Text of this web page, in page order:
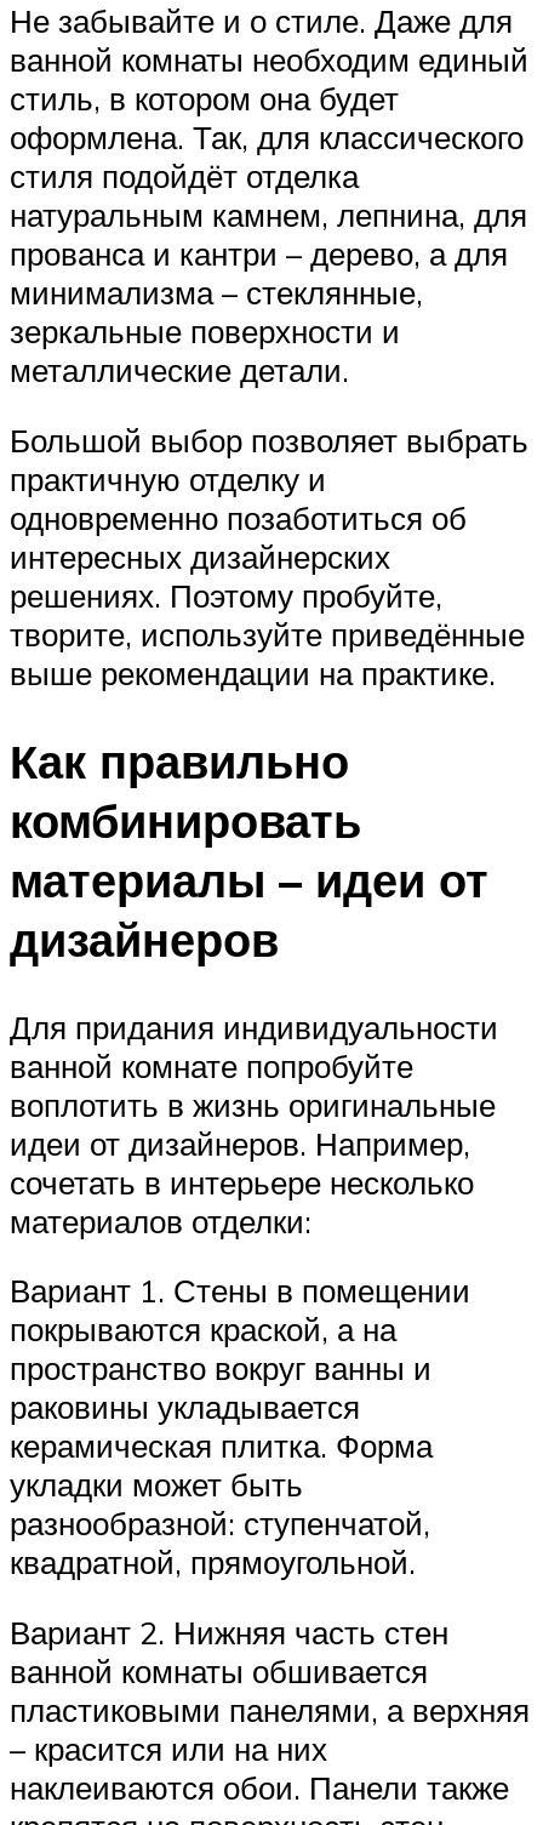
Не забывайте и о стиле. Даже для
ванной комнаты необходим единый
стиль, в котором она будет
оформлена. Так, для классического
стиля подойдёт отделка
натуральным камнем, лепнина, для
прованса и кантри – дерево, а для
минимализма – стеклянные,
зеркальные поверхности и
металлические детали.
Большой выбор позволяет выбрать
практичную отделку и
одновременно позаботиться об
интересных дизайнерских
решениях. Поэтому пробуйте,
творите, используйте приведённые
выше рекомендации на практике.
Как правильно
комбинировать
материалы – идеи от
дизайнеров
Для придания индивидуальности
ванной комнате попробуйте
воплотить в жизнь оригинальные
идеи от дизайнеров. Например,
сочетать в интерьере несколько
материалов отделки:
Вариант 1. Стены в помещении
покрываются краской, а на
пространство вокруг ванны и
раковины укладывается
керамическая плитка. Форма
укладки может быть
разнообразной: ступенчатой,
квадратной, прямоугольной.
Вариант 2. Нижняя часть стен
ванной комнаты обшивается
пластиковыми панелями, а верхняя
– красится или на них
наклеиваются обои. Панели также